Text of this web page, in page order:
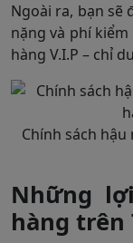
Ngoài ra, bạn sẽ
nặng và phí
hàng V.I.P – chỉ
Chính sách
Những
hàng trên